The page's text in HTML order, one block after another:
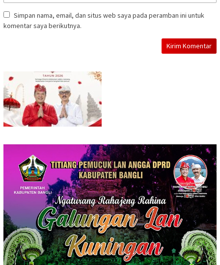
Simpan nama, email, dan situs web saya pada peramban ini untuk
komentar saya berikutnya.